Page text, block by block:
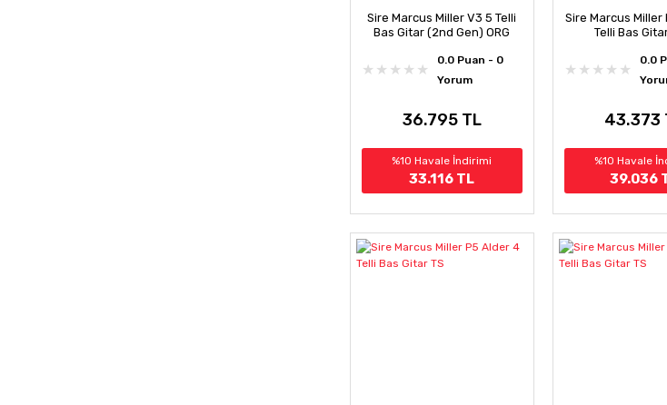
Sire Marcus Miller V3 5 Telli
Bas Gitar (2nd Gen) ORG
0.0 Puan - 0
Yorum
36.795 TL
%10 Havale İndirimi
33.116 TL
Sire Marcus Miller
Telli Bas
0.0
43.373
%10 Havale
39.036